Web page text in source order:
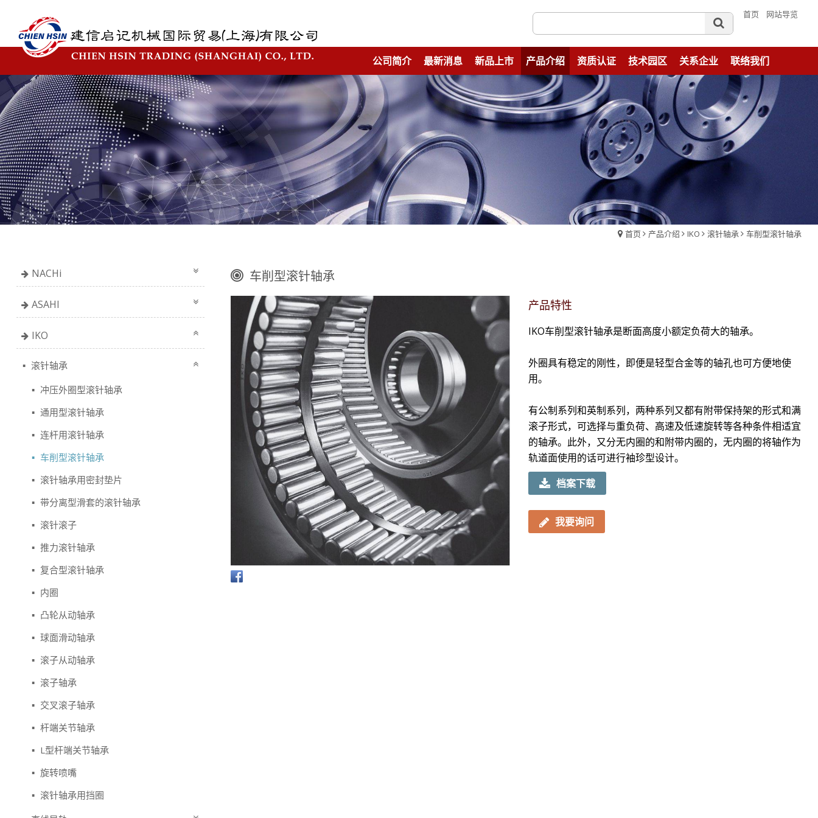
首页 网站导览
公司简介 最新消息 新品上市 产品介绍 资质认证 技术园区 关系企业 联络我们
首页 产品介绍 IKO 滚针轴承 车削型滚针轴承
NACHi
ASAHI
IKO
滚针轴承
冲压外圈型滚针轴承
通用型滚针轴承
连杆用滚针轴承
车削型滚针轴承
滚针轴承用密封垫片
带分离型滑套的滚针轴承
滚针滚子
推力滚针轴承
复合型滚针轴承
内圈
凸轮从动轴承
球面滑动轴承
滚子从动轴承
滚子轴承
交叉滚子轴承
杆端关节轴承
L型杆端关节轴承
旋转喷嘴
滚针轴承用挡圈
车削型滚针轴承
产品特性
IKO车削型滚针轴承是断面高度小额定负荷大的轴承。
外圈具有稳定的刚性，即便是轻型合金等的轴孔也可方便地使
用。
有公制系列和英制系列，两种系列又都有附带保持架的形式和满
滚子形式，可选择与重负荷、高速及低速旋转等各种条件相适宜
的轴承。此外，又分无内圈的和附带内圈的，无内圈的将轴作为
轨道面使用的话可进行袖珍型设计。
档案下载
我要询问